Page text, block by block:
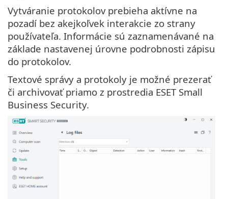
Vytváranie protokolov prebieha aktívne na
pozadí bez akejkoľvek interakcie zo strany
používateľa. Informácie sú zaznamenávané na
základe nastavenej úrovne podrobnosti zápisu
do protokolov.
Textové správy a protokoly je možné prezerať
či archivovať priamo z prostredia ESET Small
Business Security.